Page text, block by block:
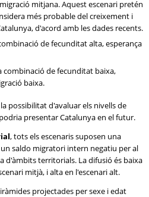
mitjana. Aquest escenari pretén
més probable del creixement i
d'acord amb les dades recents.
de fecunditat alta, esperança
combinació de fecunditat baixa,
baixa.
possibilitat d'avaluar els nivells de
presentar Catalunya en el futur.
, tots els escenaris suposen una
saldo migratori intern negatiu per al
d'àmbits territorials. La difusió és baixa
mitjà, i alta en l'escenari alt.
projectades per sexe i edat